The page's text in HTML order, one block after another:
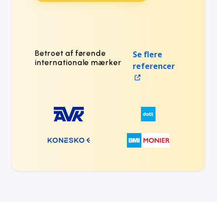
Betroet af førende
internationale mærker
Se flere
referencer